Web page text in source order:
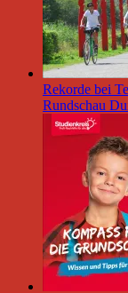
Rekorde bei
Rundschau